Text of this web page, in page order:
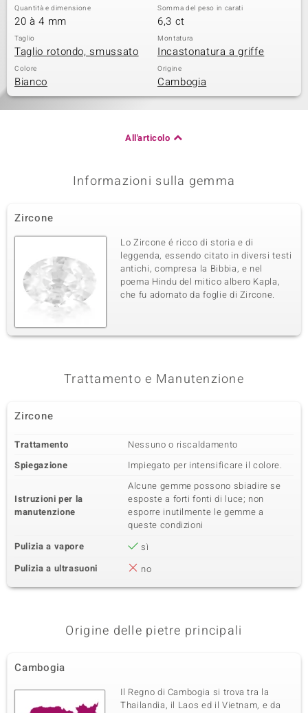
Quantità e dimensione
20 à 4 mm
Somma del peso in carati
6,3 ct
Taglio
Taglio rotondo, smussato
Montatura
Incastonatura a griffe
Colore
Bianco
Origine
Cambogia
All'articolo
Informazioni sulla gemma
Zircone
Lo Zircone é ricco di storia e di
leggenda, essendo citato in diversi testi
antichi, compresa la Bibbia, e nel
poema Hindu del mitico albero Kapla,
che fu adornato da foglie di Zircone.
Trattamento e Manutenzione
Zircone
Trattamento
Nessuno o riscaldamento
Spiegazione
Impiegato per intensificare il colore.
Istruzioni per la
manutenzione
Alcune gemme possono sbiadire se
esposte a forti fonti di luce; non
esporre inutilmente le gemme a
queste condizioni
Pulizia a vapore
sì
Pulizia a ultrasuoni
no
Origine delle pietre principali
Cambogia
Il Regno di Cambogia si trova tra la
Thailandia, il Laos ed il Vietnam, e da